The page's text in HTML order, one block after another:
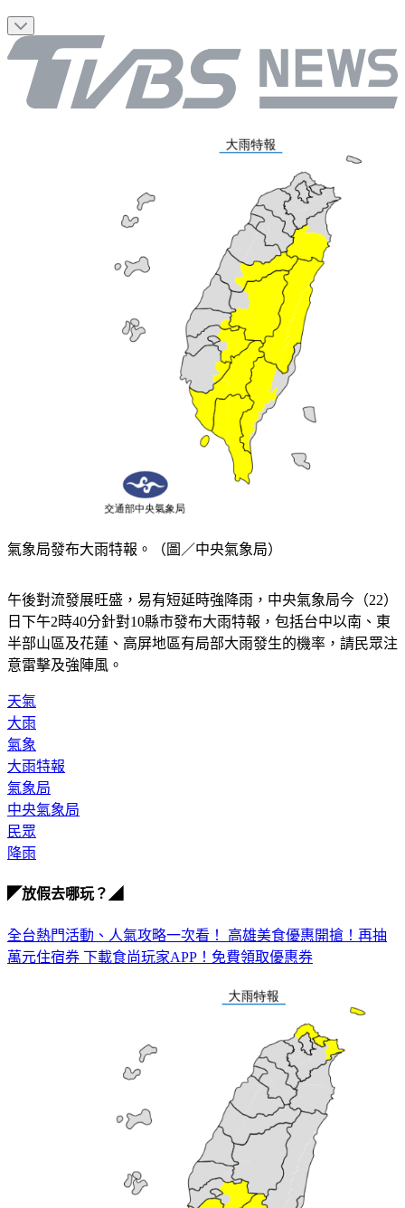
氣象局發布大雨特報。（圖／中央氣象局）
午後對流發展旺盛，易有短延時強降雨，中央氣象局今（22）
日下午2時40分針對10縣市發布大雨特報，包括台中以南、東
半部山區及花蓮、高屏地區有局部大雨發生的機率，請民眾注
意雷擊及強陣風。
天氣
大雨
氣象
大雨特報
氣象局
中央氣象局
民眾
降雨
◤放假去哪玩？◢
全台熱門活動、人氣攻略一次看！ 高雄美食優惠開搶！再抽
萬元住宿券 下載食尚玩家APP！免費領取優惠券